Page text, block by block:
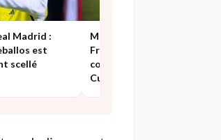
Madrid :
est
scellé
Mercato – Real Madrid :
Fran Garcia, victime
collatérale de l’arrivée de
Cucurella